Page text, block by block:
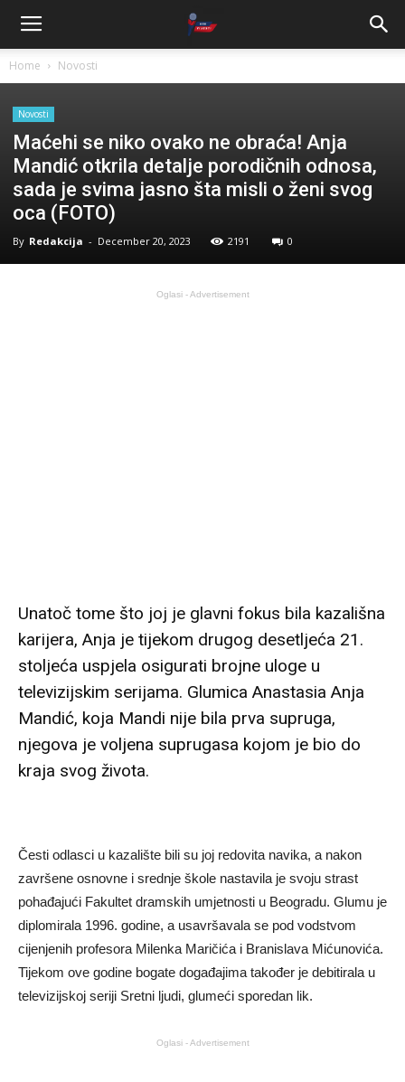
Home Novosti
Novosti
Maćehi se niko ovako ne obraća! Anja
Mandić otkrila detalje porodičnih odnosa,
sada je svima jasno šta misli o ženi svog
oca (FOTO)
By Redakcija - December 20, 2023 2191 0
Oglasi - Advertisement
Unatoč tome što joj je glavni fokus bila kazališna
karijera, Anja je tijekom drugog desetljeća 21.
stoljeća uspjela osigurati brojne uloge u
televizijskim serijama. Glumica Anastasia Anja
Mandić, koja Mandi nije bila prva supruga,
njegova je voljena suprugasa kojom je bio do
kraja svog života.
Česti odlasci u kazalište bili su joj redovita navika, a nakon
završene osnovne i srednje škole nastavila je svoju strast
pohađajući Fakultet dramskih umjetnosti u Beogradu. Glumu je
diplomirala 1996. godine, a usavršavala se pod vodstvom
cijenjenih profesora Milenka Maričića i Branislava Mićunovića.
Tijekom ove godine bogate događajima također je debitirala u
televizijskoj seriji Sretni ljudi, glumeći sporedan lik.
Oglasi - Advertisement